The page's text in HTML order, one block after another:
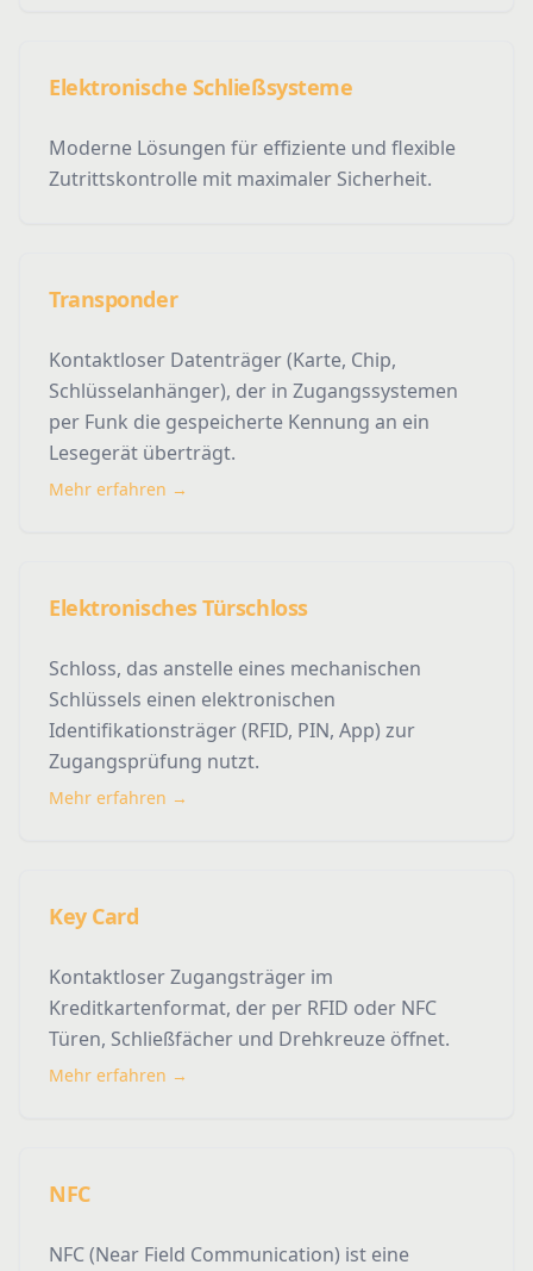
Elektronische Schließsysteme
Moderne Lösungen für effiziente und flexible
Zutrittskontrolle mit maximaler Sicherheit.
Transponder
Kontaktloser Datenträger (Karte, Chip,
Schlüsselanhänger), der in Zugangssystemen
per Funk die gespeicherte Kennung an ein
Lesegerät überträgt.
Mehr erfahren →
Elektronisches Türschloss
Schloss, das anstelle eines mechanischen
Schlüssels einen elektronischen
Identifikationsträger (RFID, PIN, App) zur
Zugangsprüfung nutzt.
Mehr erfahren →
Key Card
Kontaktloser Zugangsträger im
Kreditkartenformat, der per RFID oder NFC
Türen, Schließfächer und Drehkreuze öffnet.
Mehr erfahren →
NFC
NFC (Near Field Communication) ist eine